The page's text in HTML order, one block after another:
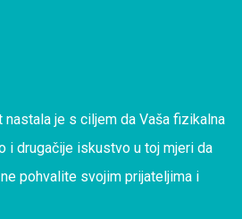
nastala je s ciljem da Vaša fizikalna
i drugačije iskustvo u toj mjeri da
pohvalite svojim prijateljima i